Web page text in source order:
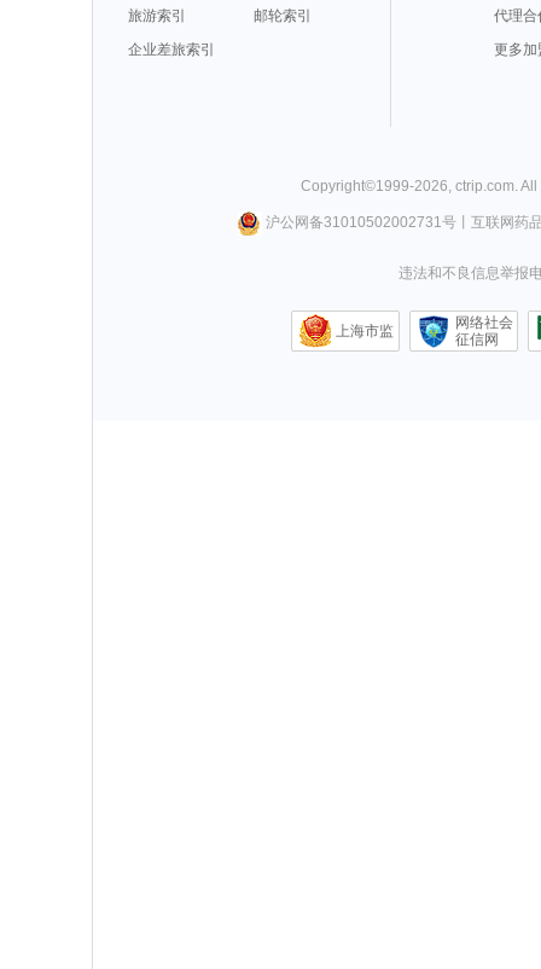
旅游索引
邮轮索引
企业差旅索引
代理合
更多加
Copyright©1999-2026 ctrip.com .
沪公网备31010502002731号丨 互联网药
违法和不良信息举报
上海市监
网络社会
征信网